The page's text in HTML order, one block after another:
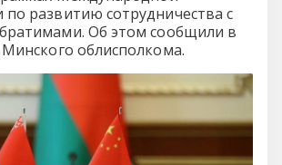
развитию сотрудничества с
Об этом сообщили в
Минского облисполкома.